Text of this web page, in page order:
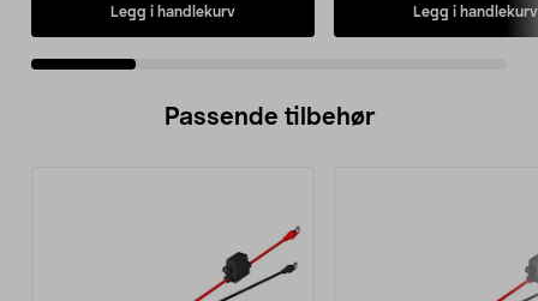
Legg i handlekurv Legg i handlekurv
Passende tilbehør